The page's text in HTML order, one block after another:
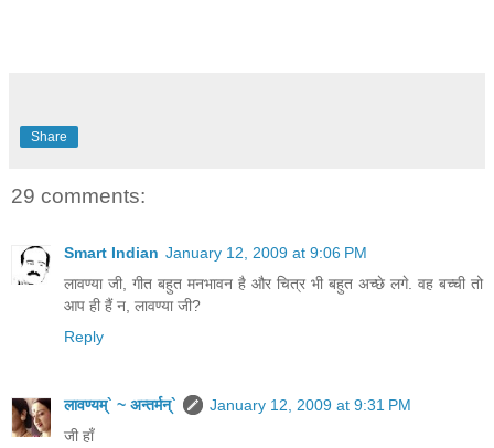
Share
29 comments:
Smart Indian January 12, 2009 at 9:06 PM
लावण्या जी, गीत बहुत मनभावन है और चित्र भी बहुत अच्छे लगे. वह बच्ची तो
आप ही हैं न, लावण्या जी?
Reply
लावण्यम्` ~ अन्तर्मन्`
January 12, 2009 at 9:31 PM
जी हाँ